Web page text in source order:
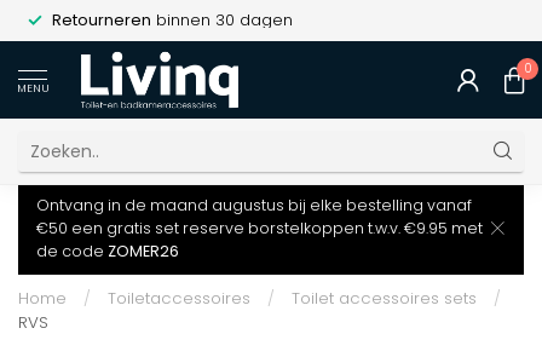
Retourneren binnen 30 dagen
MENU
0
Ontvang in de maand augustus bij elke bestelling vanaf
€50 een gratis set reserve borstelkoppen t.w.v. €9.95 met
de code ZOMER26
Home / Toiletaccessoires / Toilet accessoires sets
/
RVS